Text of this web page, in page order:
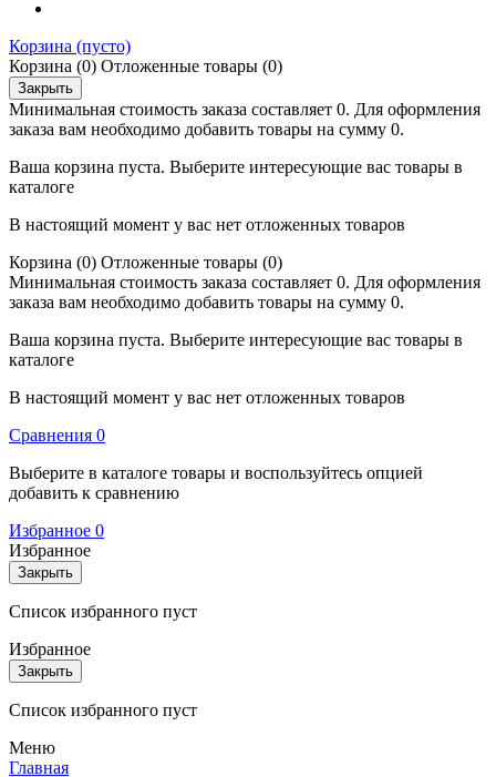
Корзина (пусто)
Корзина (0) Отложенные товары (0)
Закрыть
Минимальная стоимость заказа составляет 0. Для оформления
заказа вам необходимо добавить товары на сумму 0.
Ваша корзина пуста. Выберите интересующие вас товары в
каталоге
В настоящий момент у вас нет отложенных товаров
Корзина (0) Отложенные товары (0)
Минимальная стоимость заказа составляет 0. Для оформления
заказа вам необходимо добавить товары на сумму 0.
Ваша корзина пуста. Выберите интересующие вас товары в
каталоге
В настоящий момент у вас нет отложенных товаров
Cравнения 0
Выберите в каталоге товары и воспользуйтесь опцией
добавить к сравнению
Избранное 0
Избранное
Закрыть
Список избранного пуст
Избранное
Закрыть
Список избранного пуст
Меню
Главная